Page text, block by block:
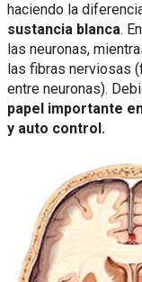
haciendo la
sustancia blanca.
las neuronas,
las fibras nerviosas
entre neuronas).
papel importante
y auto control.